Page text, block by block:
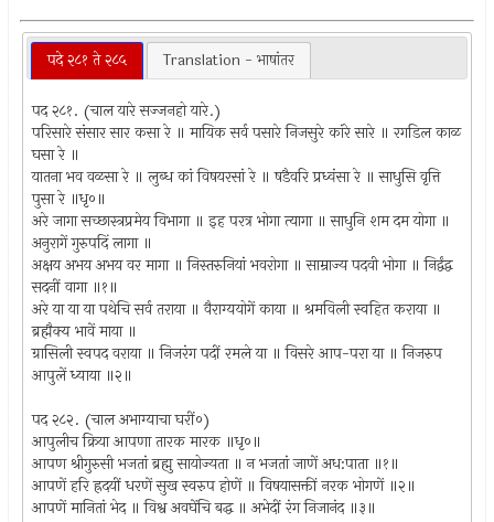
पदे २८१ ते २८५ Translation - भाषांतर
पद २८१. (चाल यारे सज्जनहो यारे.)
परिसारे संसार सार कसा रे ॥ मायिक सर्व पसारे निजसुरे कांरे सारे ॥ रगडिल काळ
घसा रे ॥
यातना भव वळसा रे ॥ लुब्ध कां विषयरसां रे ॥ षडैवरि प्रध्वंसा रे ॥ साधुसि वृत्ति
पुसा रे ॥धृ०॥
अरे जागा सच्छास्त्रप्रमेय विभागा ॥ इह परत्र भोगा त्यागा ॥ साधुनि शम दम योगा ॥
अनुरागें गुरुपदिं लागा ॥
अक्षय अभय अभय वर मागा ॥ निस्तरुनियां भवरोगा ॥ साम्राज्य पदवी भोगा ॥ निर्द्वंद्व
सदनीं वागा ॥१॥
अरे या या या पथेचि सर्व तराया ॥ वैराग्ययोगें काया ॥ श्रमविली स्वहित कराया ॥
ब्रह्मैक्य भावें माया ॥
ग्रासिली स्वपद वराया ॥ निजरंग पदीं रमले या ॥ विसरे आप-परा या ॥ निजरुप
आपुलें ध्याया ॥२॥
पद २८२. (चाल अभाग्याचा घरीं०)
आपुलीच क्रिया आपणा तारक मारक ॥धृ०॥
आपण श्रीगुरुसी भजतां ब्रह्मु सायोज्यता ॥ न भजतां जाणें अध:पाता ॥१॥
आपणें हरि ह्रदयीं धरणें सुख स्वरुप होणें ॥ विषयासक्तीं नरक भोगणें ॥२॥
आपणें मानितां भेद ॥ विश्व अवघेंचि बद्ध ॥ अभेदीं रंग निजानंद ॥३॥